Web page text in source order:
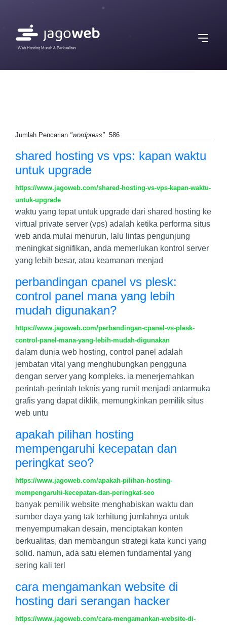
Web Hosting Murah & Berkualitas
Jumlah Pencarian "wordpress" 586
shared hosting vs vps: kapan waktu
untuk upgrade
https://www.jagoweb.com/shared-hosting-vs-vps-kapan-waktu-
untuk-upgrade
waktu yang tepat untuk upgrade dari shared hosting ke
virtual private server (vps) adalah ketika performa situs
web anda mulai menurun, lalu lintas pengunjung
meningkat signifikan, anda memerlukan kontrol server
yang lebih besar, atau keamanan menjad
perbandingan cpanel vs plesk:
control panel mana yang lebih
mudah digunakan?
https://www.jagoweb.com/perbandingan-cpanel-vs-plesk-
control-panel-mana-yang-lebih-mudah-digunakan
dalam dunia web hosting, control panel adalah
jembatan vital yang menghubungkan pengguna
dengan server yang kompleks. ia menerjemahkan
perintah-perintah teknis yang rumit menjadi antarmuka
grafis yang dapat diklik, memungkinkan pemilik situs
web untu
apakah pilihan hosting
mempengaruhi kecepatan dan
peringkat seo?
https://www.jagoweb.com/apakah-pilihan-hosting-
mempengaruhi-kecepatan-dan-peringkat-seo
banyak pemilik website menghabiskan waktu dan
sumber daya yang tak terhitung jumlahnya untuk
menyempurnakan desain, menciptakan konten
berkualitas, dan membangun strategi kata kunci yang
solid. namun, ada satu elemen fundamental yang
sering kali terl
cara mengamankan website di
hosting dari serangan hacker
https://www.jagoweb.com/cara-mengamankan-website-di-